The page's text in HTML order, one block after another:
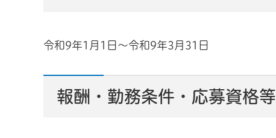
令和9年1月1日～令和9年3月31日
報酬・勤務条件・応募資格等